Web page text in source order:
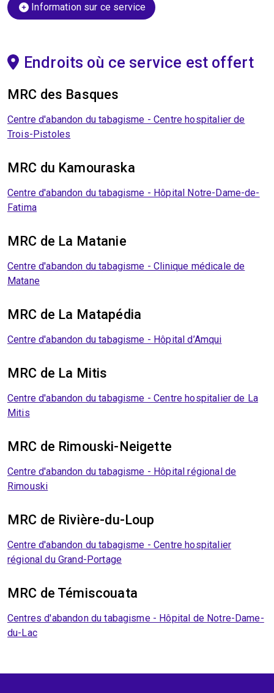
Information sur ce service
Endroits où ce service est offert
MRC des Basques
Centre d'abandon du tabagisme - Centre hospitalier de
Trois-Pistoles
MRC du Kamouraska
Centre d'abandon du tabagisme - Hôpital Notre-Dame-de-
Fatima
MRC de La Matanie
Centre d'abandon du tabagisme - Clinique médicale de
Matane
MRC de La Matapédia
Centre d'abandon du tabagisme - Hôpital d’Amqui
MRC de La Mitis
Centre d'abandon du tabagisme - Centre hospitalier de La
Mitis
MRC de Rimouski-Neigette
Centre d'abandon du tabagisme - Hôpital régional de
Rimouski
MRC de Rivière-du-Loup
Centre d'abandon du tabagisme - Centre hospitalier
régional du Grand-Portage
MRC de Témiscouata
Centres d'abandon du tabagisme - Hôpital de Notre-Dame-
du-Lac